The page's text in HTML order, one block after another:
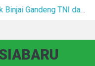
*Polsek Binjai Gandeng TNI dan Kepala Desa Grebek Sarang Narkoba*